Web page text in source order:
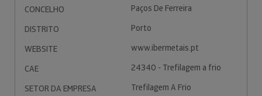
CONCELHO
Paços De Ferreira
DISTRITO
Porto
WEBSITE
www.ibermetais.pt
CAE
24340 - Trefilagem a frio
SETOR DA EMPRESA
Trefilagem A Frio